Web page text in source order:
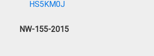
NW-155-2015